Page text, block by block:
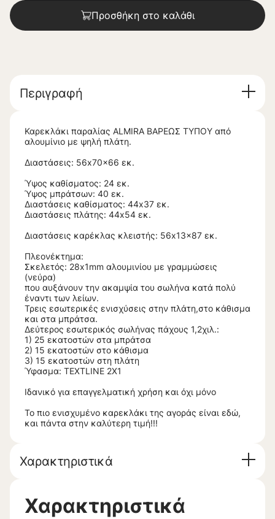
Προσθήκη στο καλάθι
Περιγραφή
Καρεκλάκι παραλίας ALMIRA ΒΑΡΕΩΣ ΤΥΠΟΥ από
αλουμίνιο με ψηλή πλάτη.
Διαστάσεις: 56x70x66 εκ.
Ύψος καθίσματος: 24 εκ.
Ύψος μπράτσων: 40 εκ.
Διαστάσεις καθίσματος: 44x37 εκ.
Διαστάσεις πλάτης: 44x54 εκ.
Διαστάσεις καρέκλας κλειστής: 56x13x87 εκ.
Πλεονέκτημα:
Σκελετός: 28x1mm αλουμινίου με γραμμώσεις
(νεύρα)
που αυξάνουν την ακαμψία του σωλήνα κατά πολύ
έναντι των λείων.
Τρεις εσωτερικές ενισχύσεις στην πλάτη,στο κάθισμα
και στα μπράτσα.
Δεύτερος εσωτερικός σωλήνας πάχους 1,2χιλ.:
1) 25 εκατοστών στα μπράτσα
2) 15 εκατοστών στο κάθισμα
3) 15 εκατοστών στη πλάτη
Ύφασμα: TEXTLINE 2X1
Ιδανικό για επαγγελματική χρήση και όχι μόνο
Το πιο ενισχυμένο καρεκλάκι της αγοράς είναι εδώ,
και πάντα στην καλύτερη τιμή!!!
Χαρακτηριστικά
Χαρακτηριστικά